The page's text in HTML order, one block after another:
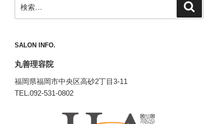
索:
SALON INFO.
丸善理容院
福岡県福岡市中央区高砂2丁目3-11
TEL.092-531-0802